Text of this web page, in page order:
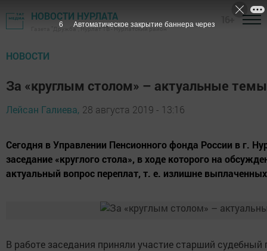
НОВОСТИ НУРЛАТА
Газета "Дружба", Нурлат ТВ - Нурлатский район
НОВОСТИ
За «круглым столом» – актуальные темы
Лейсан Галиева, 28 августа 2019 - 13:16
Сегодня в Управлении Пенсионного фонда России в г.
заседание «круглого стола», в ходе которого на
актуальный вопрос переплат, т. е. излишне
В работе заседания приняли участие старший судебный
5 Автоматическое закрытие баннера через